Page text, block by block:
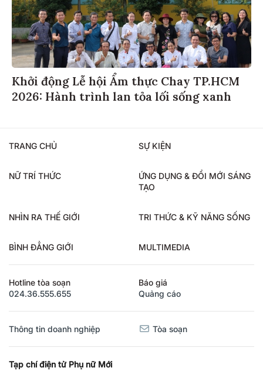
Khởi động Lễ hội Ẩm thực Chay TP.HCM
2026: Hành trình lan tỏa lối sống xanh
TRANG CHỦ SỰ KIỆN
NỮ TRÍ THỨC
ỨNG DỤNG & ĐỔI MỚI SÁNG
TẠO
NHÌN RA THẾ GIỚI TRI THỨC & KỸ NĂNG SỐNG
BÌNH ĐẲNG GIỚI MULTIMEDIA
Hotline tòa soạn
024.36.555.655
Báo giá
Quảng cáo
Thông tin doanh nghiệp Tòa soạn
Tạp chí điện tử Phụ nữ Mới